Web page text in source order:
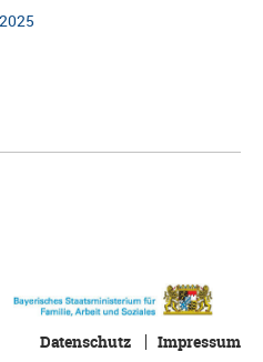
Datenschutz Impressum